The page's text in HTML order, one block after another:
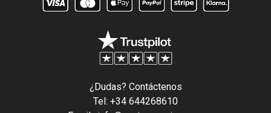
¿Dudas? Contáctenos
Tel: +34 644268610